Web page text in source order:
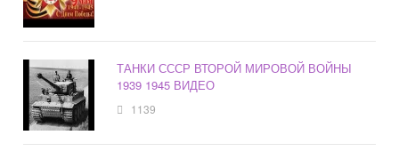
ТАНКИ СССР ВТОРОЙ МИРОВОЙ ВОЙНЫ
1939 1945 ВИДЕО
1139